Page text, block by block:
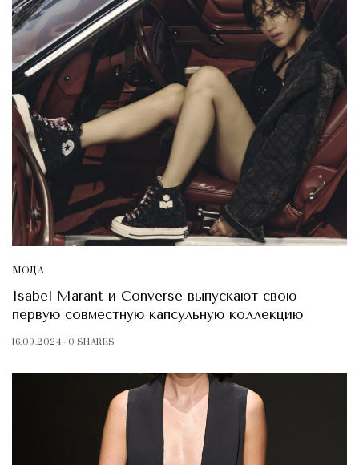
МОДА
Isabel Marant и Converse выпускают свою
первую совместную капсульную коллекцию
16.09.2024 0 SHARES